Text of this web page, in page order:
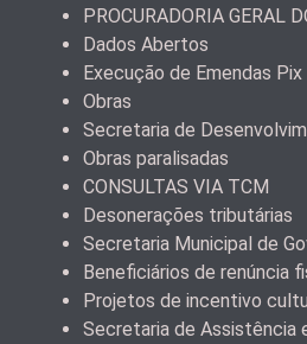
PROCURADORIA GERAL
Dados Abertos
Execução de Emendas Pix
Obras
Secretaria de
Obras paralisadas
CONSULTAS VIA TCM
Desonerações tributárias
Secretaria Municipal de
Beneficiários de renúncia
Projetos de incentivo
Secretaria de Assistência